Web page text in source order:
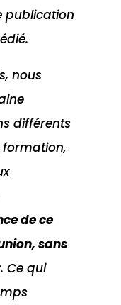
publication
nous
différents
de ce
sans
. Ce qui